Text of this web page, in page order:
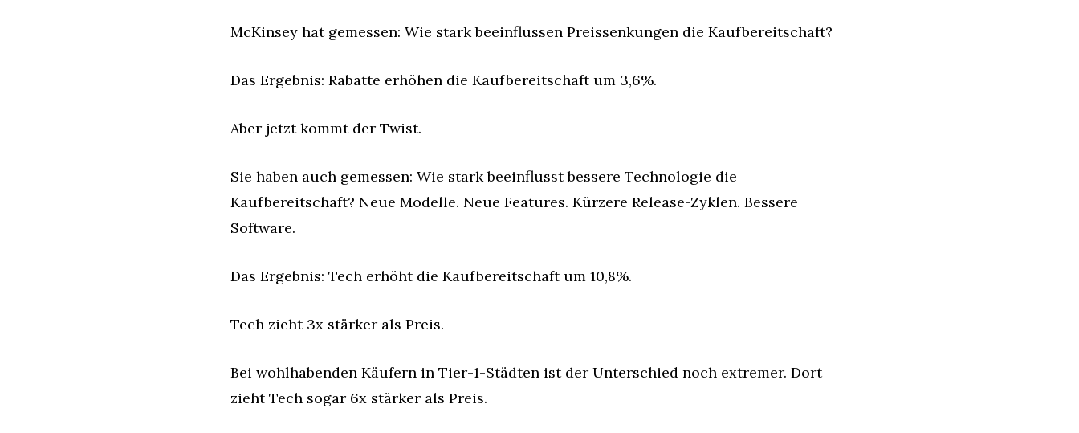
McKinsey hat gemessen: Wie stark beeinflussen Preissenkungen die Kaufbereitschaft?
Das Ergebnis: Rabatte erhöhen die Kaufbereitschaft um 3,6%.
Aber jetzt kommt der Twist.
Sie haben auch gemessen: Wie stark beeinflusst bessere Technologie die
Kaufbereitschaft? Neue Modelle. Neue Features. Kürzere Release-Zyklen. Bessere
Software.
Das Ergebnis: Tech erhöht die Kaufbereitschaft um 10,8%.
Tech zieht 3x stärker als Preis.
Bei wohlhabenden Käufern in Tier-1-Städten ist der Unterschied noch extremer. Dort
zieht Tech sogar 6x stärker als Preis.